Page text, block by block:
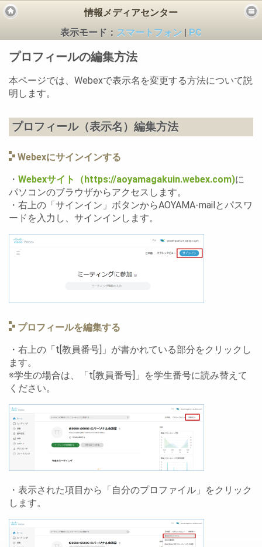
ス
情報メディアセンター
表示モード： スマートフォン PC
プロフィールの編集方法
本ページでは、Webexで表示名を変更する方法について説
明します。
プロフィール（表示名）編集方法
Webexにサインインする
・ Webexサイト（https://aoyamagakuin.webex.com)に
パソコンのブラウザからアクセスします。
・右上の「サインイン」ボタンからAOYAMA-mailとパスワ
ードを入力し、サインインします。
プロフィールを編集する
・右上の「t[教員番号]」が書かれている部分をクリックし
ます。
※学生の場合は、「t[教員番号]」を学生番号に読み替えて
ください。
・表示された項目から「自分のプロファイル」をクリック
します。